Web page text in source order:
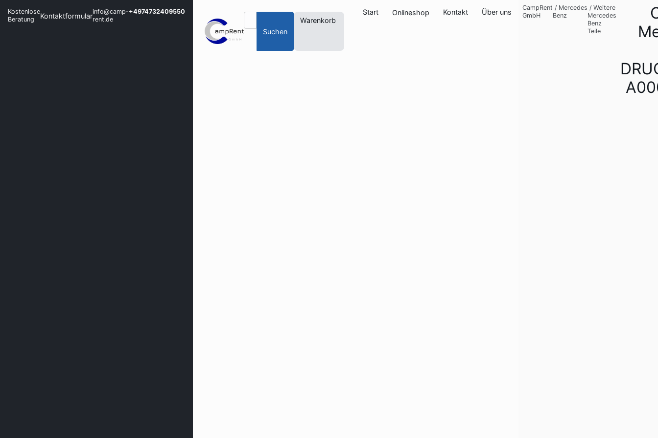
Kostenlose
Beratung
Kontaktformularinfo@camp-
rent.de
+4974732409550
Suchen
Warenkorb
Start Onlineshop Kontakt Über uns
CampRent
GmbH
/ Mercedes
Benz
/ Weitere
Mercedes
Benz
Teile